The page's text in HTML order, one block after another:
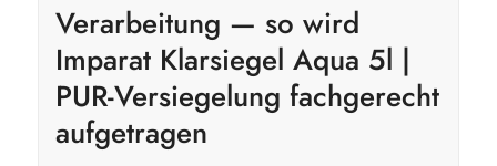
Verarbeitung — so wird
Imparat Klarsiegel Aqua 5l |
PUR-Versiegelung fachgerecht
aufgetragen